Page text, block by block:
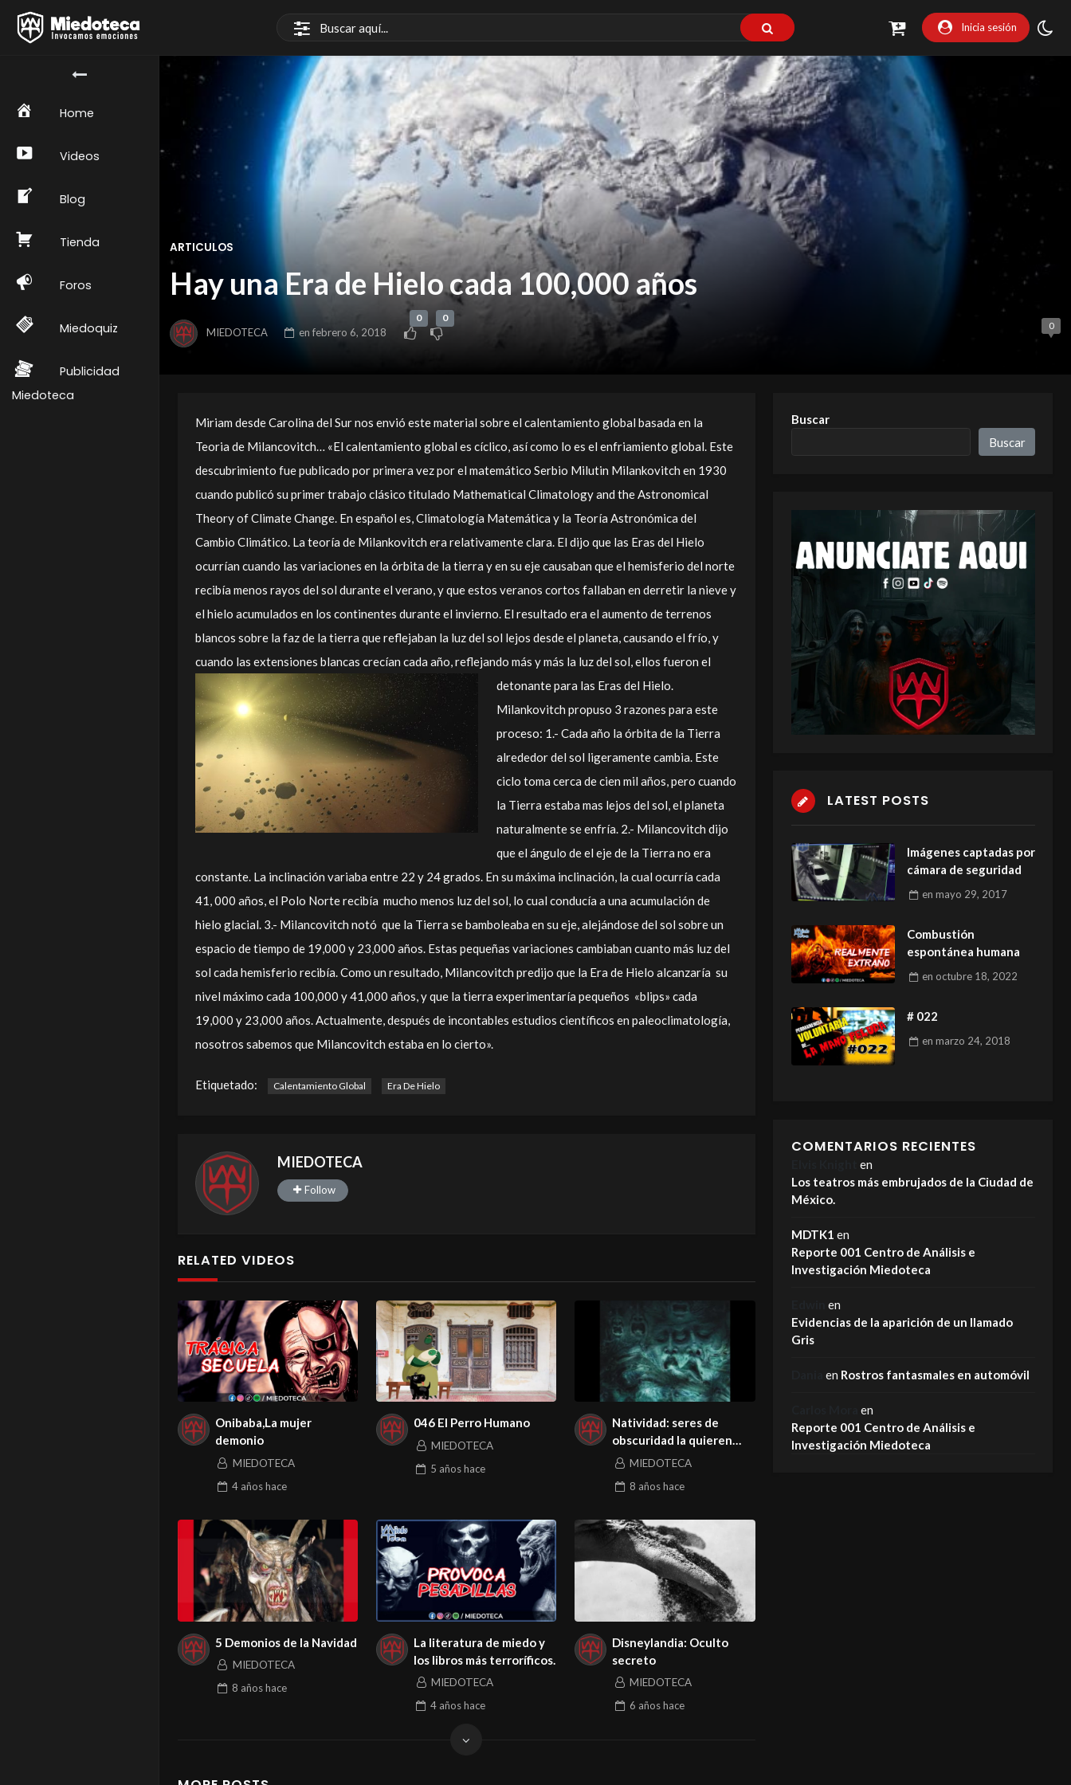
Inicia sesión
Home
Videos
Blog
Tienda
Foros
Miedoquiz
Publicidad
Miedoteca
ARTICULOS
Hay una Era de Hielo cada 100,000 años
MIEDOTECA enfebrero 6, 2018
0 0
0
Miriam desde Carolina del Sur nos envió este material sobre el calentamiento global basada en la
Teoria de Milancovitch… «El calentamiento global es cíclico, así como lo es el enfriamiento global. Este
descubrimiento fue publicado por primera vez por el matemático Serbio Milutin Milankovitch en 1930
cuando publicó su primer trabajo clásico titulado Mathematical Climatology and the Astronomical
Theory of Climate Change. En español es, Climatología Matemática y la Teoría Astronómica del
Cambio Climático. La teoría de Milankovitch era relativamente clara. El dijo que las Eras del Hielo
ocurrían cuando las variaciones en la órbita de la tierra y en su eje causaban que el hemisferio del norte
recibía menos rayos del sol durante el verano, y que estos veranos cortos fallaban en derretir la nieve y
el hielo acumulados en los continentes durante el invierno. El resultado era el aumento de terrenos
blancos sobre la faz de la tierra que reflejaban la luz del sol lejos desde el planeta, causando el frío, y
cuando las extensiones blancas crecían cada año, reflejando más y más la luz del sol, ellos fueron el
detonante para las Eras del Hielo.
Milankovitch propuso 3 razones para este
proceso: 1.- Cada año la órbita de la Tierra
alrededor del sol ligeramente cambia. Este
ciclo toma cerca de cien mil años, pero cuando
la Tierra estaba mas lejos del sol, el planeta
naturalmente se enfría. 2.- Milancovitch dijo
que el ángulo de el eje de la Tierra no era
constante. La inclinación variaba entre 22 y 24 grados. En su máxima inclinación, la cual ocurría cada
41, 000 años, el Polo Norte recibía mucho menos luz del sol, lo cual conducía a una acumulación de
hielo glacial. 3.- Milancovitch notó que la Tierra se bamboleaba en su eje, alejándose del sol sobre un
espacio de tiempo de 19,000 y 23,000 años. Estas pequeñas variaciones cambiaban cuanto más luz del
sol cada hemisferio recibía. Como un resultado, Milancovitch predijo que la Era de Hielo alcanzaría su
nivel máximo cada 100,000 y 41,000 años, y que la tierra experimentaría pequeños «blips» cada
19,000 y 23,000 años. Actualmente, después de incontables estudios científicos en paleoclimatología,
nosotros sabemos que Milancovitch estaba en lo cierto».
Etiquetado: Calentamiento Global Era De Hielo
MIEDOTECA
Follow
RELATED VIDEOS
Onibaba,La mujer
demonio
MIEDOTECA
4 añoshace
046 El Perro Humano
MIEDOTECA
5 añoshace
Natividad: seres de
obscuridad la quieren
matarMIEDOTECA
8 añoshace
5 Demonios de la Navidad
MIEDOTECA
8 añoshace
La literatura de miedo y
los libros más terroríficos.
MIEDOTECA
4 añoshace
Disneylandia: Oculto
secreto
MIEDOTECA
6 añoshace
Buscar
Buscar
LATEST POSTS
Imágenes captadas por
cámara de seguridad
enmayo 29, 2017
Combustión
espontánea humana
en octubre 18, 2022
# 022
enmarzo 24, 2018
COMENTARIOS RECIENTES
en
Los teatros más embrujados de la Ciudad de
México.
MDTK1 en
Reporte 001 Centro de Análisis e
Investigación Miedoteca
en
Evidencias de la aparición de un llamado
Gris
en Rostros fantasmales en automóvil
en
Reporte 001 Centro de Análisis e
Investigación Miedoteca